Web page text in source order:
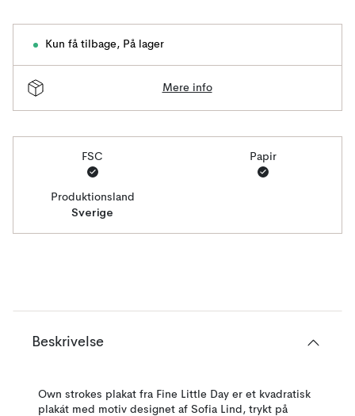
Kun få tilbage, På lager
Mere info
FSC Papir
Produktionsland
Sverige
Beskrivelse
Own strokes plakat fra Fine Little Day er et kvadratisk
plakát med motiv designet af Sofia Lind, trykt på